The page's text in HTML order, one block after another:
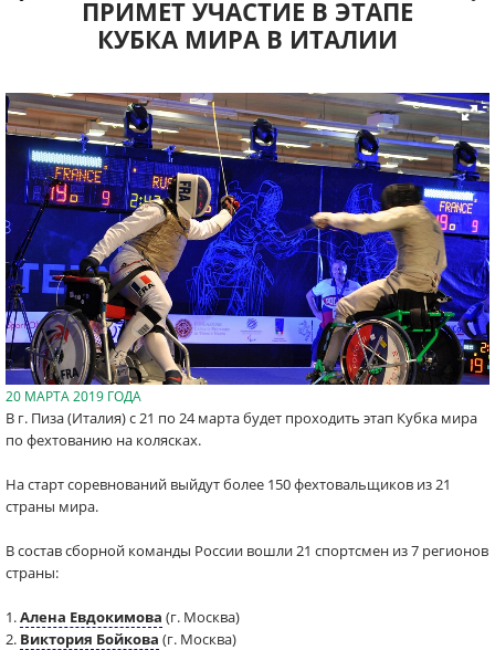
ПРИМЕТ УЧАСТИЕ В ЭТАПЕ
КУБКА МИРА В ИТАЛИИ
20 МАРТА 2019 ГОДА
В г. Пиза (Италия) с 21 по 24 марта будет проходить этап Кубка мира
по фехтованию на колясках.
На старт соревнований выйдут более 150 фехтовальщиков из 21
страны мира.
В состав сборной команды России вошли 21 спортсмен из 7 регионов
страны:
1.Алена Евдокимова (г. Москва)
2. Виктория Бойкова (г. Москва)